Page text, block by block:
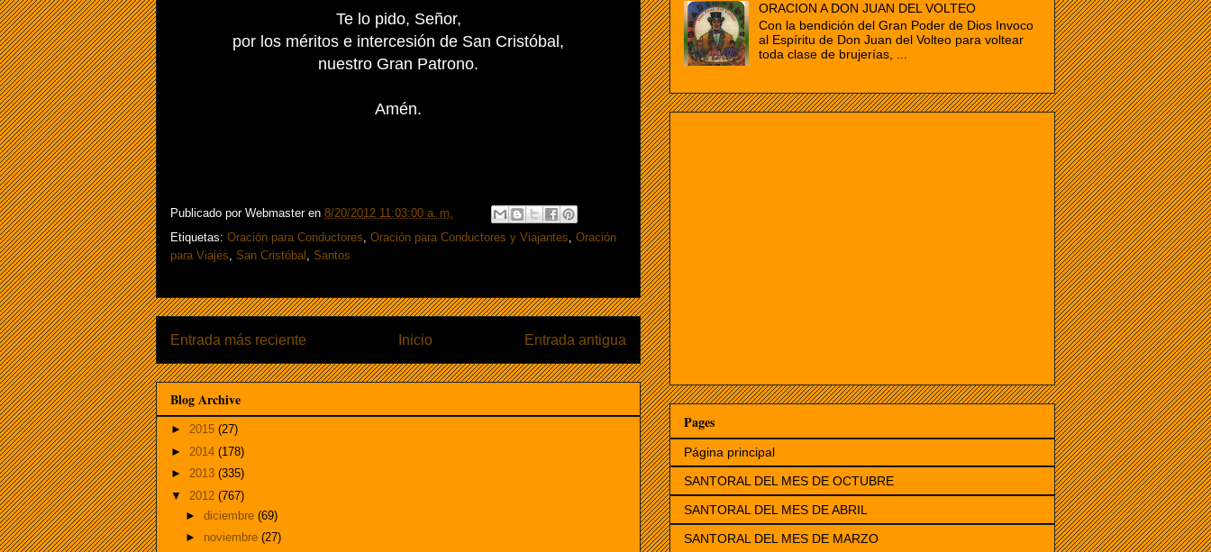
Te lo pido, Señor,
por los méritos e intercesión de San Cristóbal,
nuestro Gran Patrono.
Amén.
Publicado por Webmaster en 8/20/2012 11:03:00 a. m.
Etiquetas: Oración para Conductores, Oración para Conductores y Viajantes, Oración
para Viajes, San Cristóbal , Santos
Entrada más reciente Entrada antigua
Inicio
Blog Archive
► 2015 (27)
► 2014 (178)
► 2013 (335)
▼ 2012 (767)
► diciembre (69)
► noviembre (27)
ORACION A DON JUAN DEL VOLTEO
Con la bendición del Gran Poder de Dios Invoco
al Espíritu de Don Juan del Volteo para voltear
toda clase de brujerías, ...
Pages
Página principal
SANTORAL DEL MES DE OCTUBRE
SANTORAL DEL MES DE ABRIL
SANTORAL DEL MES DE MARZO